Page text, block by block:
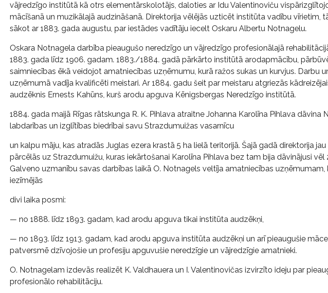
vājredzīgo institūtā kā otrs elementārskolotājs, daloties ar Idu Valentinoviču
mācīšanā un muzikālajā audzināšanā. Direktorija vēlējās uzticēt institūta vadību vīrietim,
sākot ar 1883. gada augustu, par iestādes vadītāju iecelt Oskaru Albertu Notnagelu.
Oskara Notnagela darbība pieaugušo neredzīgo un vājredzīgo profesionālajā
1883. gada līdz 1906. gadam. 1883./1884. gadā pārkārto institūtā arodapmācību,
saimniecības ēkā veidojot amatniecības uzņēmumu, kurā ražos sukas un kurvjus. Darbu
uzņēmumā vadīja kvalificēti meistari. Ar 1884. gadu šeit par meistaru atgriezās
audzēknis Ernests Kahūns, kurš arodu apguva Kēnigsbergas Neredzīgo institūtā.
1884. gada maijā Rīgas rātskunga R. K. Pihlava atraitne Johanna Karolīna Pihlava dāvina
labdarības un izglītības biedrībai savu Strazdumuižas vasarnīcu
un kalpu māju, kas atradās Juglas ezera krastā 5 ha lielā teritorijā. Šajā gadā direktorija
pārcēlās uz Strazdumuižu, kuras iekārtošanai Karolīna Pihlava bez tam bija dāvinājusi vēl
Galveno uzmanību savas darbības laikā O. Notnagels veltīja amatniecības uzņēmumam,
iezīmējās
divi laika posmi:
— no 1888. līdz 1893. gadam, kad arodu apguva tikai institūta audzēkņi,
— no 1893. līdz 1913. gadam, kad arodu apguva institūta audzēkņi un arī pieaugušie
patversmē dzīvojošie un profesiju apguvušie neredzīgie un vājredzīgie amatnieki.
O. Notnagelam izdevās realizēt K. Valdhauera un I. Valentinovičas izvirzīto ideju par
profesionālo rehabilitāciju.